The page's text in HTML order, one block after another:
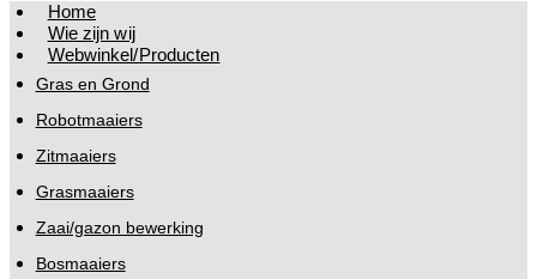
Home
Wie zijn wij
Webwinkel/Producten
Gras en Grond
Robotmaaiers
Zitmaaiers
Grasmaaiers
Zaai/gazon bewerking
Bosmaaiers